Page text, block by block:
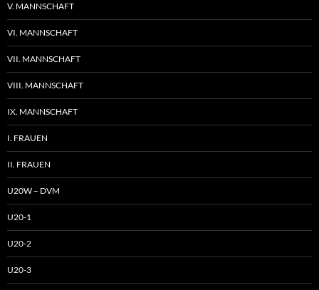
V. MANNSCHAFT
VI. MANNSCHAFT
VII. MANNSCHAFT
VIII. MANNSCHAFT
IX. MANNSCHAFT
I. FRAUEN
II. FRAUEN
U20W – DVM
U20-1
U20-2
U20-3